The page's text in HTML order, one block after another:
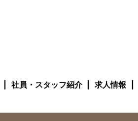
社員・スタッフ紹介 求人情報